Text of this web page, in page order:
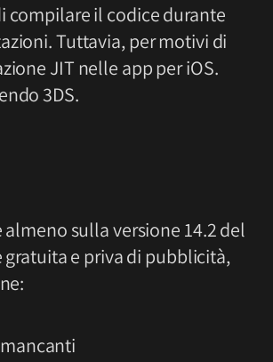
compilare il codice durante
Tuttavia, per motivi di
JIT nelle app per iOS.
3DS.
almeno sulla versione 14.2 del
gratuita e priva di pubblicità,